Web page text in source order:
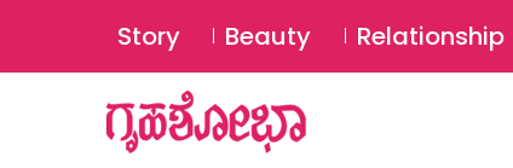
Story Beauty Relationship